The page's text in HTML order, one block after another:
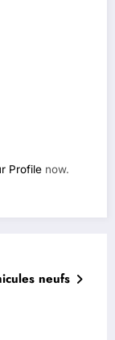
Profile now.
neufs